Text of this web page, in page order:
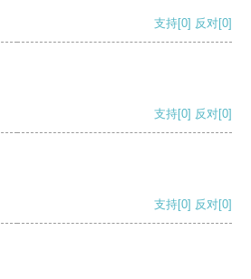
支持[0] 反对[0]
支持[0] 反对[0]
支持[0] 反对[0]